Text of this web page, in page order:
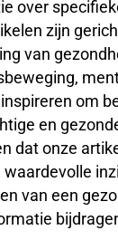
over
zijn
van
om
en
dat onze
waardevolle
van een